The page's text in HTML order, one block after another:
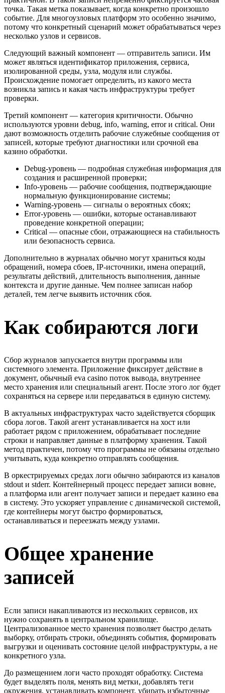
точка. Такая метка показывает, когда конкретно произошло
событие. Для многоузловых платформ это особенно значимо,
потому что конкретный сценарий может обрабатываться через
несколько узлов и сервисов.
Следующий важный компонент — отправитель записи. Им
может являться идентификатор приложения, сервиса,
изолированной среды, узла, модуля или службы.
Происхождение помогает определить, из какого места
возникла запись и какая часть инфраструктуры требует
проверки.
Третий компонент — категория критичности. Обычно
используются уровни debug, info, warning, error и critical. Они
дают возможность отделить рабочие служебные сообщения от
записей, которые требуют диагностики или срочной ева
казино обработки.
Debug-уровень — подробная служебная информация для
создания и расширенной проверки;
Info-уровень — рабочие сообщения, подтверждающие
нормальную функционирование системы;
Warning-уровень — сигналы о вероятных сбоях;
Error-уровень — ошибки, которые останавливают
проведение конкретной операции;
Critical — опасные сбои, отражающиеся на стабильность
или безопасность сервиса.
Дополнительно в журналах обычно могут храниться коды
обращений, номера сбоев, IP-источники, имена операций,
результаты действий, длительность выполнения, данные
контекста и другие данные. Чем полнее записан набор
деталей, тем легче выявить источник сбоя.
Как собираются логи
Сбор журналов запускается внутри программы или
системного элемента. Приложение фиксирует действие в
документ, обычный eva casino поток вывода, внутреннее
место хранения или специальный агент. После этого лог будет
сохраняться на сервере или передаваться в единую систему.
В актуальных инфраструктурах часто задействуется сборщик
сбора логов. Такой агент устанавливается на хост или
работает рядом с приложением, обрабатывает последние
строки и направляет данные в платформу хранения. Такой
метод практичен, потому что программы не обязаны отдельно
учитывать, куда конкретно отправлять сообщения.
В оркестрируемых средах логи обычно забираются из каналов
stdout и stderr. Контейнерный процесс передает записи вовне,
а платформа или агент получает записи и передает казино ева
в систему. Это ускоряет управление с динамической системой,
где контейнеры могут быстро формироваться,
останавливаться и переезжать между узлами.
Общее хранение
записей
Если записи накапливаются из нескольких сервисов, их
нужно сохранять в центральном хранилище.
Централизованное место хранения позволяет быстро делать
выборку, отбирать строки, объединять события, формировать
выгрузки и оценивать состояние целой инфраструктуры, а не
конкретного узла.
До размещением логи часто проходят обработку. Система
будет выделять поля, менять вид метки, добавлять теги
окружения, устанавливать компонент, убирать избыточные